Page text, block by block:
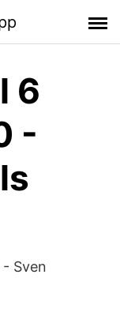
6
-
Sven